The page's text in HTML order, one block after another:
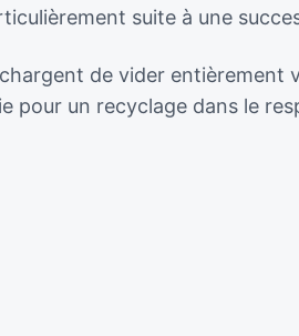
suite à une
de vider
pour un recyclage dans le